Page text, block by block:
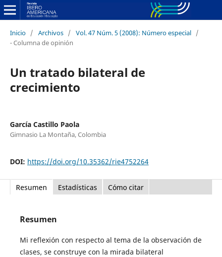
Inicio / Archivos / Vol. 47 Núm. 5 (2008): Número especial /
- Columna de opinión
Un tratado bilateral de
crecimiento
García Castillo Paola
Gimnasio La Montaña, Colombia
DOI: https://doi.org/10.35362/rie4752264
Resumen Estadísticas Cómo citar
Resumen
Mi reflexión con respecto al tema de la observación de
clases, se construye con la mirada bilateral